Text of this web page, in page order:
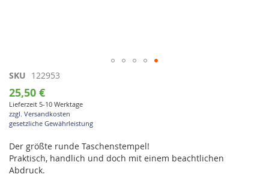
Zum
Anfang
der
Bildgalerie
springen
SKU 122953
25,50 €
Lieferzeit 5-10 Werktage
zzgl. Versandkosten
gesetzliche Gewährleistung
Der größte runde Taschenstempel!
Praktisch, handlich und doch mit einem beachtlichen
Abdruck.